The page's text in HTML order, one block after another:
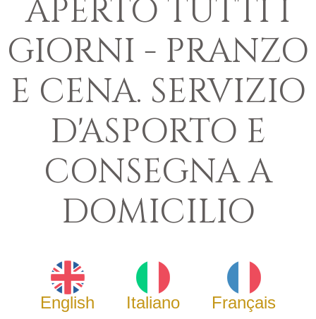
APERTO TUTTI I
GIORNI - PRANZO
E CENA. SERVIZIO
D'ASPORTO E
CONSEGNA A
DOMICILIO
English Italiano Français